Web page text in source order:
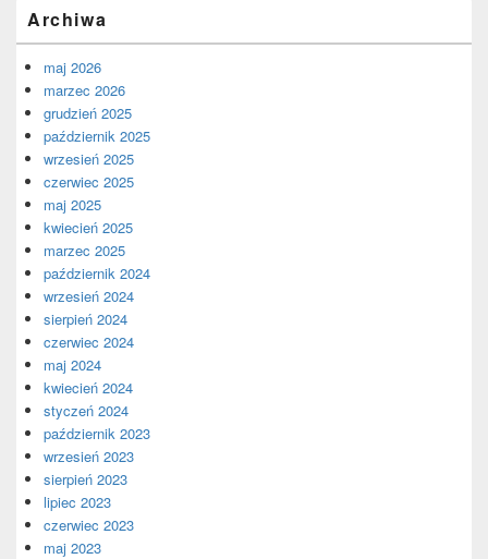
Archiwa
maj 2026
marzec 2026
grudzień 2025
październik 2025
wrzesień 2025
czerwiec 2025
maj 2025
kwiecień 2025
marzec 2025
październik 2024
wrzesień 2024
sierpień 2024
czerwiec 2024
maj 2024
kwiecień 2024
styczeń 2024
październik 2023
wrzesień 2023
sierpień 2023
lipiec 2023
czerwiec 2023
maj 2023